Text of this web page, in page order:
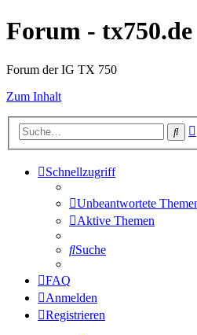
Forum - tx750.de
Forum der IG TX 750
Zum Inhalt
Schnellzugriff
Unbeantwortete
Aktive Themen
Suche
FAQ
Anmelden
Registrieren